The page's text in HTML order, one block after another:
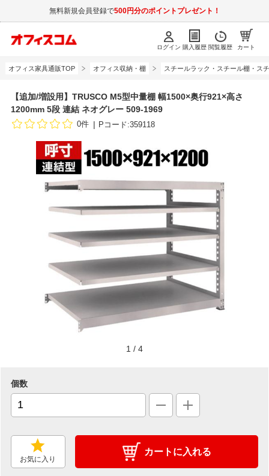
無料新規会員登録で500円分のポイントプレゼント！
ログイン 購入履歴 閲覧履歴 カート
オフィス家具通販TOP オフィス収納・棚 スチールラック・スチール棚・ス
【追加/増設用】TRUSCO M5型中量棚 幅1500×奥行921×高さ
1200mm 5段 連結 ネオグレー 509-1969
0件 Pコード:359118
1 / 4
個数
お気に入り
カートに入れる